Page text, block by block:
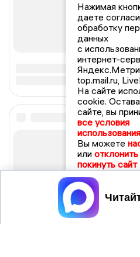
Нажимая
даете
обработку
данных
с
интернет-
top.mail.ru,
На сайте
cookie.
сайте, вы
все условия
Вы можете
или отклонить
покинуть сайт
Принять